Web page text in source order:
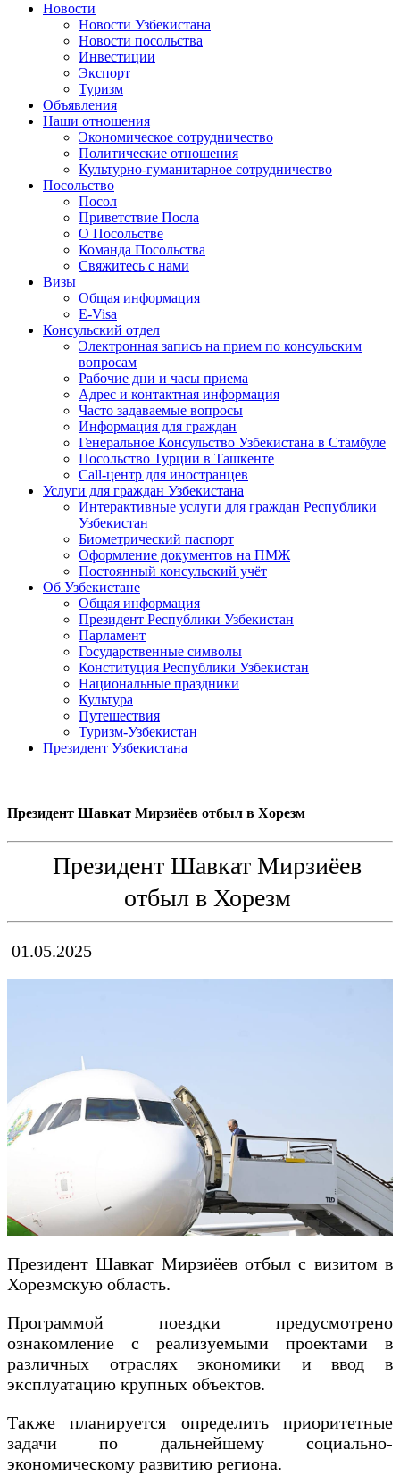
Новости
Новости Узбекистана
Новости посольства
Инвестиции
Экспорт
Туризм
Объявления
Наши отношения
Экономическое сотрудничество
Политические отношения
Культурно-гуманитарное сотрудничество
Посольство
Посол
Приветствие Посла
О Посольстве
Команда Посольства
Свяжитесь с нами
Визы
Общая информация
E-Visa
Консульский отдел
Электронная запись на прием по консульским
вопросам
Рабочие дни и часы приема
Адрес и контактная информация
Часто задаваемые вопросы
Информация для граждан
Генеральное Консульство Узбекистана в Стамбуле
Посольство Турции в Ташкенте
Call-центр для иностранцев
Услуги для граждан Узбекистана
Интерактивные услуги для граждан Республики
Узбекистан
Биометрический паспорт
Оформление документов на ПМЖ
Постоянный консульский учёт
Об Узбекистане
Общая информация
Президент Республики Узбекистан
Парламент
Государственные символы
Конституция Республики Узбекистан
Национальные праздники
Культура
Путешествия
Туризм-Узбекистан
Президент Узбекистана
Президент Шавкат Мирзиёев отбыл в Хорезм
Президент Шавкат Мирзиёев
отбыл в Хорезм
01.05.2025
Президент Шавкат Мирзиёев отбыл с визитом в
Хорезмскую область.
Программой поездки предусмотрено
ознакомление с реализуемыми проектами в
различных отраслях экономики и ввод в
эксплуатацию крупных объектов.
Также планируется определить приоритетные
задачи по дальнейшему социально-
экономическому развитию региона.